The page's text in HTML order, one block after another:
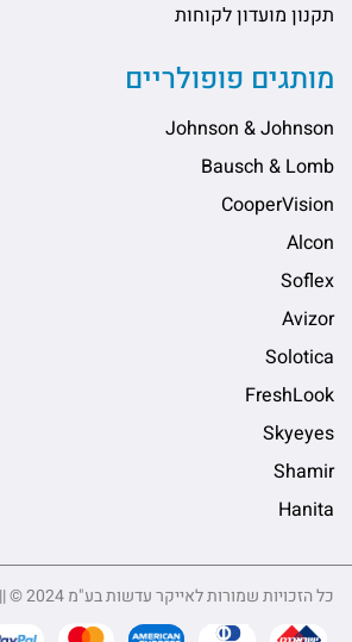
תקנון מועדון לקוחות
מותגים פופולריים
Johnson & Johnson
Bausch & Lomb
CooperVision
Alcon
Soflex
Avizor
Solotica
FreshLook
Skyeyes
Shamir
Hanita
כל הזכויות שמורות לאייקר עדשות בע"מ 2024 © || 03-6055506